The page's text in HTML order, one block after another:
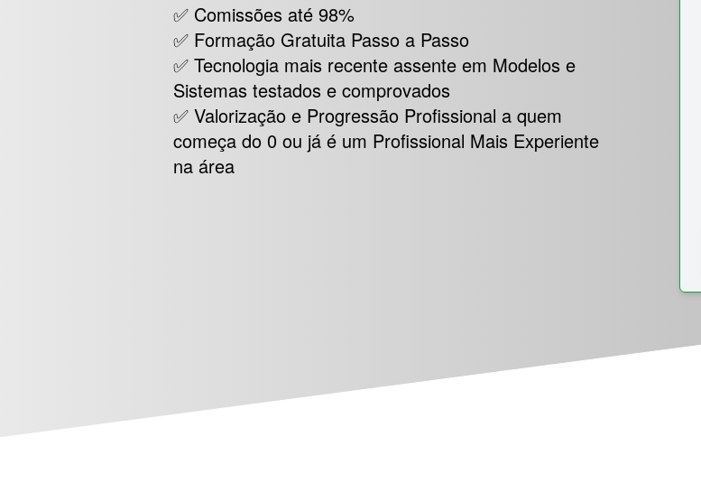
✅ Comissões até 98%
✅ Formação Gratuita Passo a Passo
✅ Tecnologia mais recente assente em Modelos e
Sistemas testados e comprovados
✅ Valorização e Progressão Profissional a quem
começa do 0 ou já é um Profissional Mais Experiente
na área